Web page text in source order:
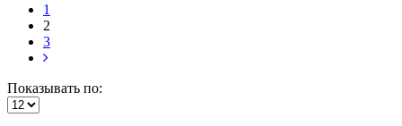
1
2
3
Показывать по: